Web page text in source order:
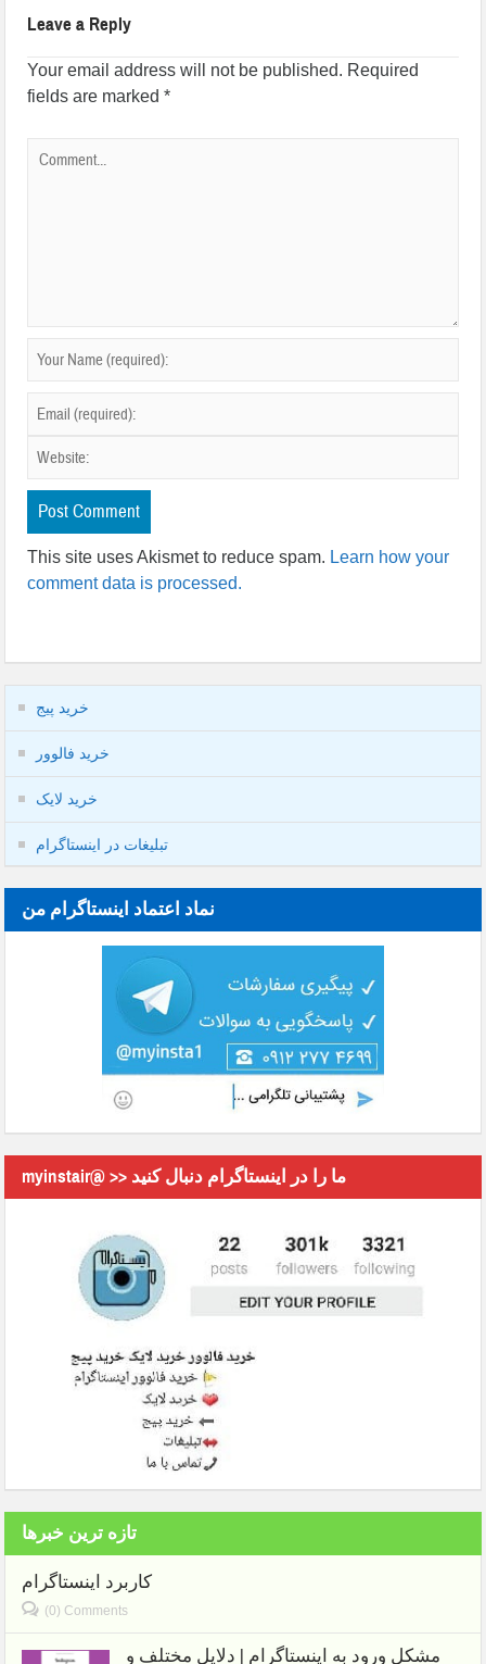
Leave a Reply
Your email address will not be published. Required
fields are marked*
This site uses Akismet to reduce spam. Learn how your
comment data is processed.
خرید پیج
خرید فالوور
خرید لایک
تبلیغات در اینستاگرام
نماد اعتماد اینستاگرام من
myinstair@ >> ما را در اینستاگرام دنبال کنید
تازه ترین خبرها
کاربرد اینستاگرام
(0) Comments
مشکل ورود به اینستاگرام | دلایل مختلف و